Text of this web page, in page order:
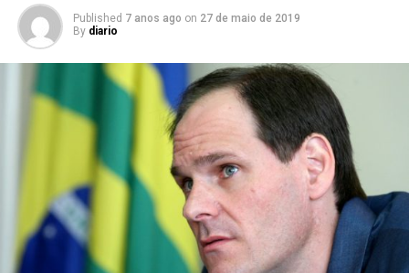
Published 7 anos ago on 27 de maio de 2019
By diario